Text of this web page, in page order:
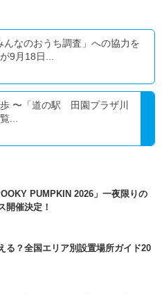
んなのおうち調査」への協力を
9月18日...
川
...
PUMPKIN 2026」一夜限りの
開催決定！
る？全国エリア別設置場所ガイド20